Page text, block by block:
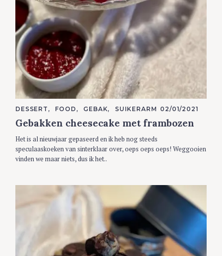
C
T
E
G
O
R
E
DESSERT FOOD GEBAK SUIKERARM 02/01/2021
Gebakken cheesecake met frambozen
Het is al nieuwjaar gepaseerd en ik heb nog steeds
speculaaskoeken van sinterklaar over, oeps oeps oeps! Weggooien
vinden we maar niets, dus ik het..